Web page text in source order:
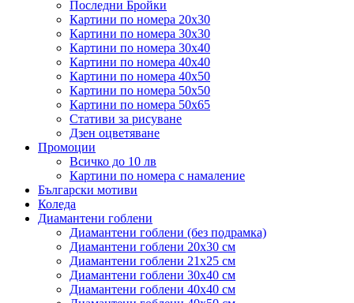
Последни Бройки
Картини по номера 20x30
Картини по номера 30x30
Картини по номера 30x40
Картини по номера 40x40
Картини по номера 40x50
Картини по номера 50x50
Картини по номера 50x65
Стативи за рисуване
Дзен оцветяване
Промоции
Всичко до 10 лв
Картини по номера с намаление
Български мотиви
Коледа
Диамантени гоблени
Диамантени гоблени (без подрамка)
Диамантени гоблени 20x30 см
Диамантени гоблени 21x25 см
Диамантени гоблени 30x40 см
Диамантени гоблени 40x40 см